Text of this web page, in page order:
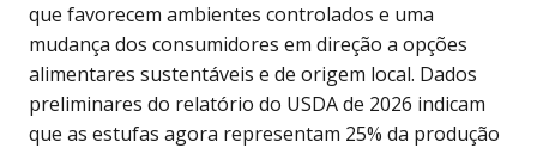
que favorecem ambientes controlados e uma
mudança dos consumidores em direção a opções
alimentares sustentáveis e de origem local. Dados
preliminares do relatório do USDA de 2026 indicam
que as estufas agora representam 25% da produção